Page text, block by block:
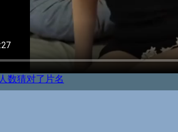
人数猜对了片名